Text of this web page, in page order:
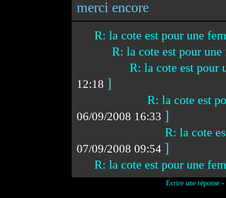
merci encore
R: la cote est pour une
R: la cote est pour
R: la cote est pour
12:18 ]
R: la cote est
06/09/2008 16:33 ]
R: la cote
07/09/2008 09:54 ]
R: la cote est pour une
Ecrire une réponse-